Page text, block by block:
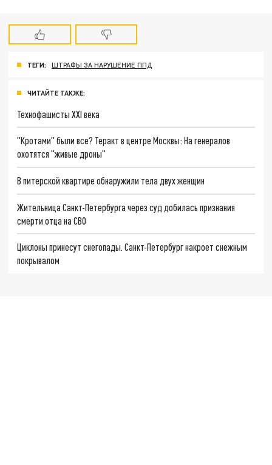
ТЕГИ: ШТРАФЫ ЗА НАРУШЕНИЕ ППД
ЧИТАЙТЕ ТАКЖЕ:
Технофашисты XXI века
"Кротами" были все? Теракт в центре Москвы: На генералов
охотятся "живые дроны"
В питерской квартире обнаружили тела двух женщин
Жительница Санкт-Петербурга через суд добилась признания
смерти отца на СВО
Циклоны принесут снегопады. Санкт-Петербург накроет снежным
покрывалом